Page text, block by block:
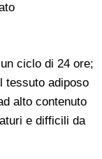
ciclo di 24 ore;
tessuto adiposo
alto contenuto
e difficili da